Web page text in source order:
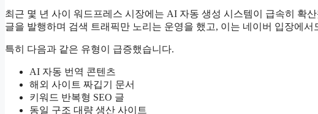
최근 몇 년 사이 워드프레스 시장에는 AI 자동 생성 시스템이 급속히 확
글을 발행하며 검색 트래픽만 노리는 운영을 했고, 이는 네이버 입장에
특히 다음과 같은 유형이 급증했습니다.
AI 자동 번역 콘텐츠
해외 사이트 짜깁기 문서
키워드 반복형 SEO 글
동일 구조 대량 생산 사이트